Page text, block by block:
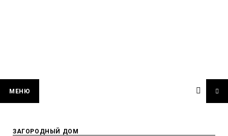
МЕНЮ
ЗАГОРОДНЫЙ ДОМ